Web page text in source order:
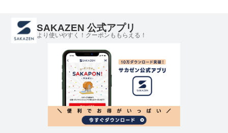
SAKAZEN 公式アプリ
より使いやすく！クーポンももらえる！